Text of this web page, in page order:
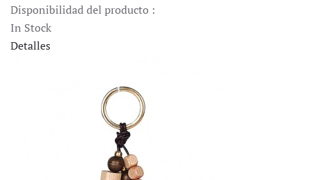
Disponibilidad del producto :
In Stock
Detalles